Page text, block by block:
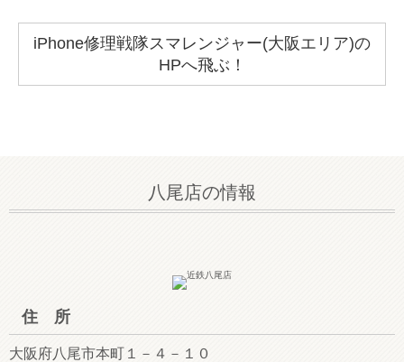
iPhone修理戦隊スマレンジャー(大阪エリア)の
HPへ飛ぶ！
八尾店の情報
住 所
大阪府八尾市本町１－４－１０